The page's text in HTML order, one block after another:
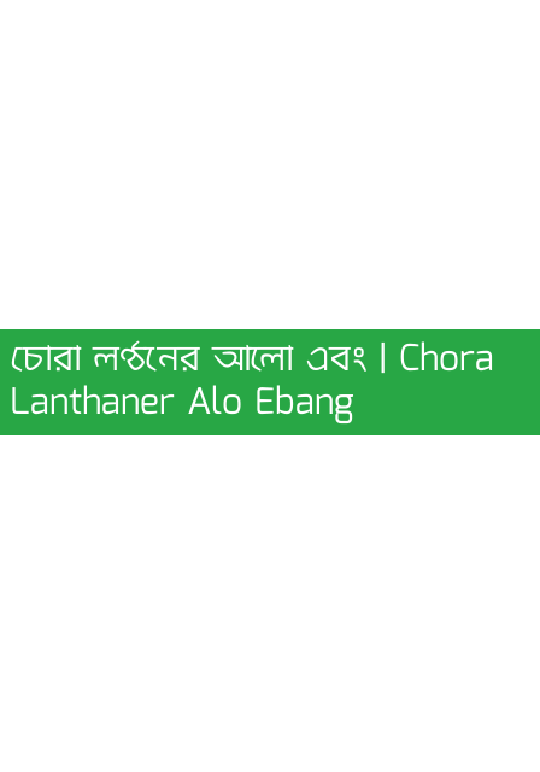
চোরা লণ্ঠনের আলো এবং | Chora
Lanthaner Alo Ebang